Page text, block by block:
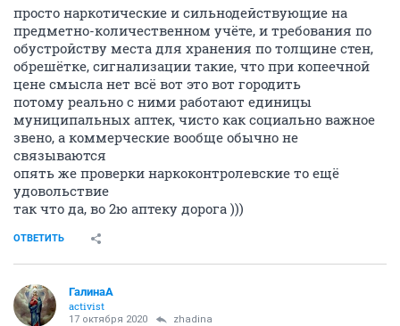
просто наркотические и сильнодействующие на
предметно-количественном учёте, и требования по
обустройству места для хранения по толщине стен,
обрешётке, сигнализации такие, что при копеечной
цене смысла нет всё вот это вот городить
потому реально с ними работают единицы
муниципальных аптек, чисто как социально важное
звено, а коммерческие вообще обычно не
связываются
опять же проверки наркоконтролевские то ещё
удовольствие
так что да, во 2ю аптеку дорога )))
ОТВЕТИТЬ
ГалинаА
activist
17 октября 2020 zhadina